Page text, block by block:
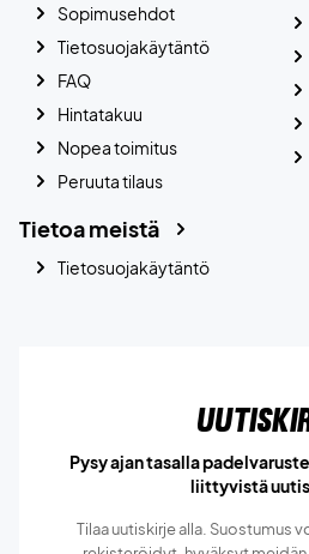
Sopimusehdot
Tietosuojakäytäntö
FAQ
Hintatakuu
Nopea toimitus
Peruuta tilaus
Tietoa meistä
Tietosuojakäytäntö
Pysy ajan tasalla
liittyvistä
Tilaa uutiskirje alla. Suostumus